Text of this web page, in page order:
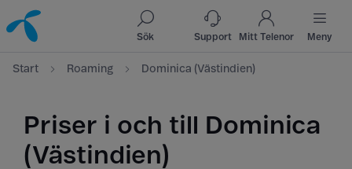
Till innehåll
Till sök
Sök Support Mitt Telenor Meny
Start Roaming Dominica (Västindien)
Priser i och till Dominica
(Västindien)